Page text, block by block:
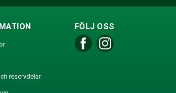
reservdelar
FÖLJ OSS